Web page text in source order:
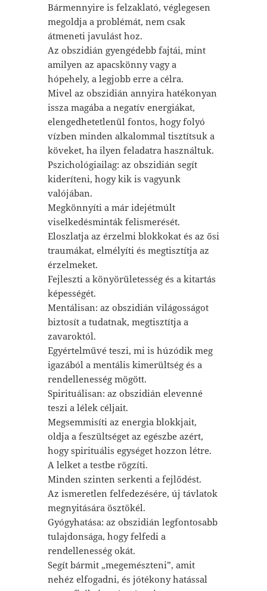
Bármennyire is felzaklató, véglegesen
megoldja a problémát, nem csak
átmeneti javulást hoz.
Az obszidián gyengédebb fajtái, mint
amilyen az apacskönny vagy a
hópehely, a legjobb erre a célra.
Mivel az obszidián annyira hatékonyan
issza magába a negatív energiákat,
elengedhetetlenül fontos, hogy folyó
vízben minden alkalommal tisztítsuk a
köveket, ha ilyen feladatra használtuk.
Pszichológiailag: az obszidián segít
kideríteni, hogy kik is vagyunk
valójában.
Megkönnyíti a már idejétmúlt
viselkedésminták felismerését.
Eloszlatja az érzelmi blokkokat és az ősi
traumákat, elmélyíti és megtisztítja az
érzelmeket.
Fejleszti a könyörületesség és a kitartás
képességét.
Mentálisan: az obszidián világosságot
biztosít a tudatnak, megtisztítja a
zavaroktól.
Egyértelművé teszi, mi is húzódik meg
igazából a mentális kimerültség és a
rendellenesség mögött.
Spirituálisan: az obszidián elevenné
teszi a lélek céljait.
Megsemmisíti az energia blokkjait,
oldja a feszültséget az egészbe azért,
hogy spirituális egységet hozzon létre.
A lelket a testbe rögzíti.
Minden szinten serkenti a fejlődést.
Az ismeretlen felfedezésére, új távlatok
megnyitására ösztökél.
Gyógyhatása: az obszidián legfontosabb
tulajdonsága, hogy felfedi a
rendellenesség okát.
Segít bármit „megemészteni”, amit
nehéz elfogadni, és jótékony hatással